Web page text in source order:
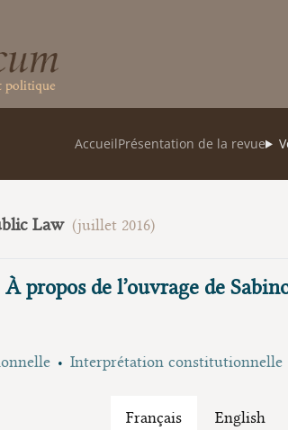
AccueilPrésentation de la revue
Law (juillet 2016)
À propos de l’ouvrage de
Interprétation constitutionnelle
Français English